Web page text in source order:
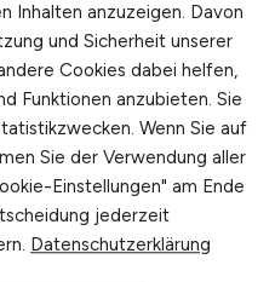
Inhalten anzuzeigen. Davon
und Sicherheit unserer
Cookies dabei helfen,
Funktionen anzubieten. Sie
Wenn Sie auf
Sie der Verwendung aller
Einstellungen" am Ende
jederzeit
Datenschutzerklärung